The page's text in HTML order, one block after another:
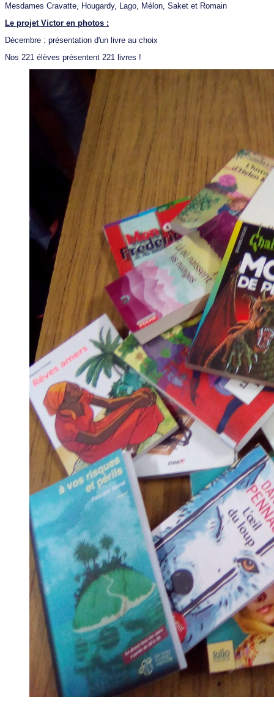
Mesdames Cravatte, Hougardy, Lago, Mélon, Saket et Romain
Le projet Victor en photos :
Décembre : présentation d'un livre au choix
Nos 221 élèves présentent 221 livres !